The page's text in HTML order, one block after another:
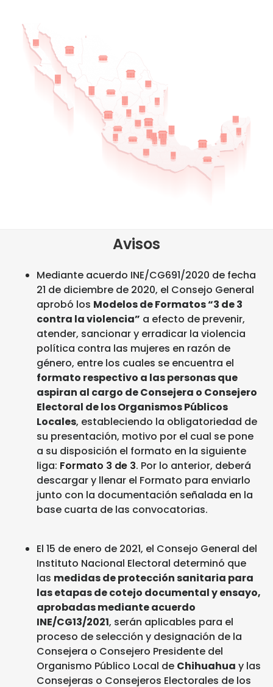
Avisos
Mediante acuerdo INE/CG691/2020 de fecha
21 de diciembre de 2020, el Consejo General
aprobó los Modelos de Formatos “3 de 3
contra la violencia” a efecto de prevenir,
atender, sancionar y erradicar la violencia
política contra las mujeres en razón de
género, entre los cuales se encuentra el
formato respectivo a las personas que
aspiran al cargo de Consejera o Consejero
Electoral de los Organismos Públicos
Locales, estableciendo la obligatoriedad de
su presentación, motivo por el cual se pone
a su disposición el formato en la siguiente
liga: Formato 3 de 3. Por lo anterior, deberá
descargar y llenar el Formato para enviarlo
junto con la documentación señalada en la
base cuarta de las convocatorias.
El 15 de enero de 2021, el Consejo General del
Instituto Nacional Electoral determinó que
las medidas de protección sanitaria para
las etapas de cotejo documental y ensayo,
aprobadas mediante acuerdo
INE/CG13/2021, serán aplicables para el
proceso de selección y designación de la
Consejera o Consejero Presidente del
Organismo Público Local de Chihuahua y las
Consejeras o Consejeros Electorales de los